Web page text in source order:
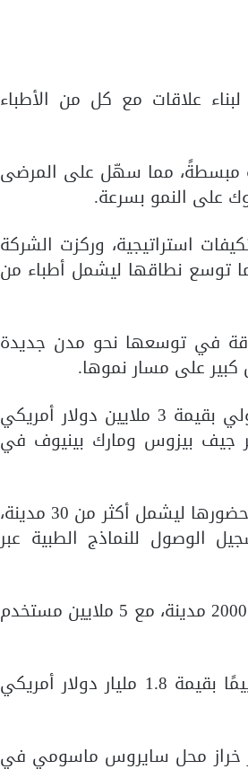
علاقات مع كل من الأطباء
مبسطةً، مما سهّل على المرضى
على النمو بسرعة.
استراتيجية، وركزت الشركة
توسع نطاقها ليشمل أطباء من
في توسعها نحو مدن جديدة
على مسار نموها.
وفي أوائل عام 2008، حصلت زوك دوك على تمويل أولي بقيمة 3 ملايين دولار أمريكي
جيف بيزوس ومارك بينيوف في
وفي الفترة بين عام 2011-2013، وسعت الشركة نطاق حضورها ليشمل أكثر من 30 مدينة،
ميزة تسجيل الوصول للنماذج الطبية عبر
وفي عام 2014، غطت زوك دوك 40% من الأسواق في 2000 مدينة، مع 5 ملايين مستخدم
وفي أغسطس/آب من عام 2015، حققت زوك دوك تقييمًا بقيمة 1.8 مليار دولار أمريكي
خراز محل سايروس ماسومي في